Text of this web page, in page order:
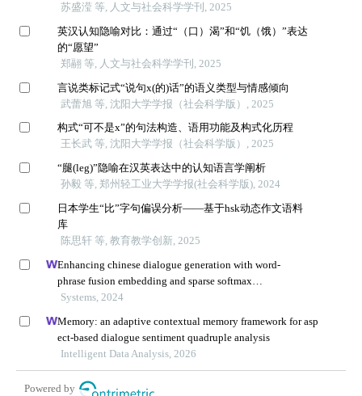
苏盛滢 等, 人文与社会科学学刊, 2025
英汉认知隐喻对比：通过“（口）渴”和“饥（饿）”表达
的“愿望”
郑翮 等, 人文与社会科学学刊, 2025
言说类标记式“说句x(的)话”的语义类型与情感倾向
武蕾旭 等, 沈阳大学学报（社会科学版）, 2025
构式“可不是x”的句法构造、语用功能及构式化历程
王长武 等, 沈阳大学学报（社会科学版）, 2025
“腿(leg)”隐喻在汉英表达中的认知语言学阐析
孙毅 等, 郑州轻工业大学学报(社会科学版), 2024
日本学生“比”字句偏误分析——基于hsk动态作文语料
库
陈思轩 等, 教育教学创新, 2025
Enhancing chinese dialogue generation with word-
phrase fusion embedding and sparse softmax
optimization
Systems, 2024
Memory: an adaptive contextual memory framework for asp
ect-based dialogue sentiment quadruple analysis
Intelligent Data Analysis, 2026
Powered by